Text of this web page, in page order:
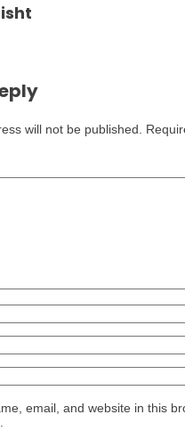
will not be published.
email, and website in this